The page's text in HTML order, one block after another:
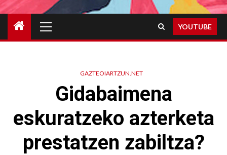
Menu
YOUTUBE
GAZTEOIARTZUN.NET
Gidabaimena
eskuratzeko azterketa
prestatzen zabiltza?